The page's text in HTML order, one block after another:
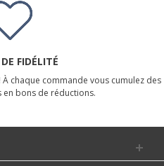
FIDÉLITÉ
chaque commande vous cumulez des
bons de réductions.